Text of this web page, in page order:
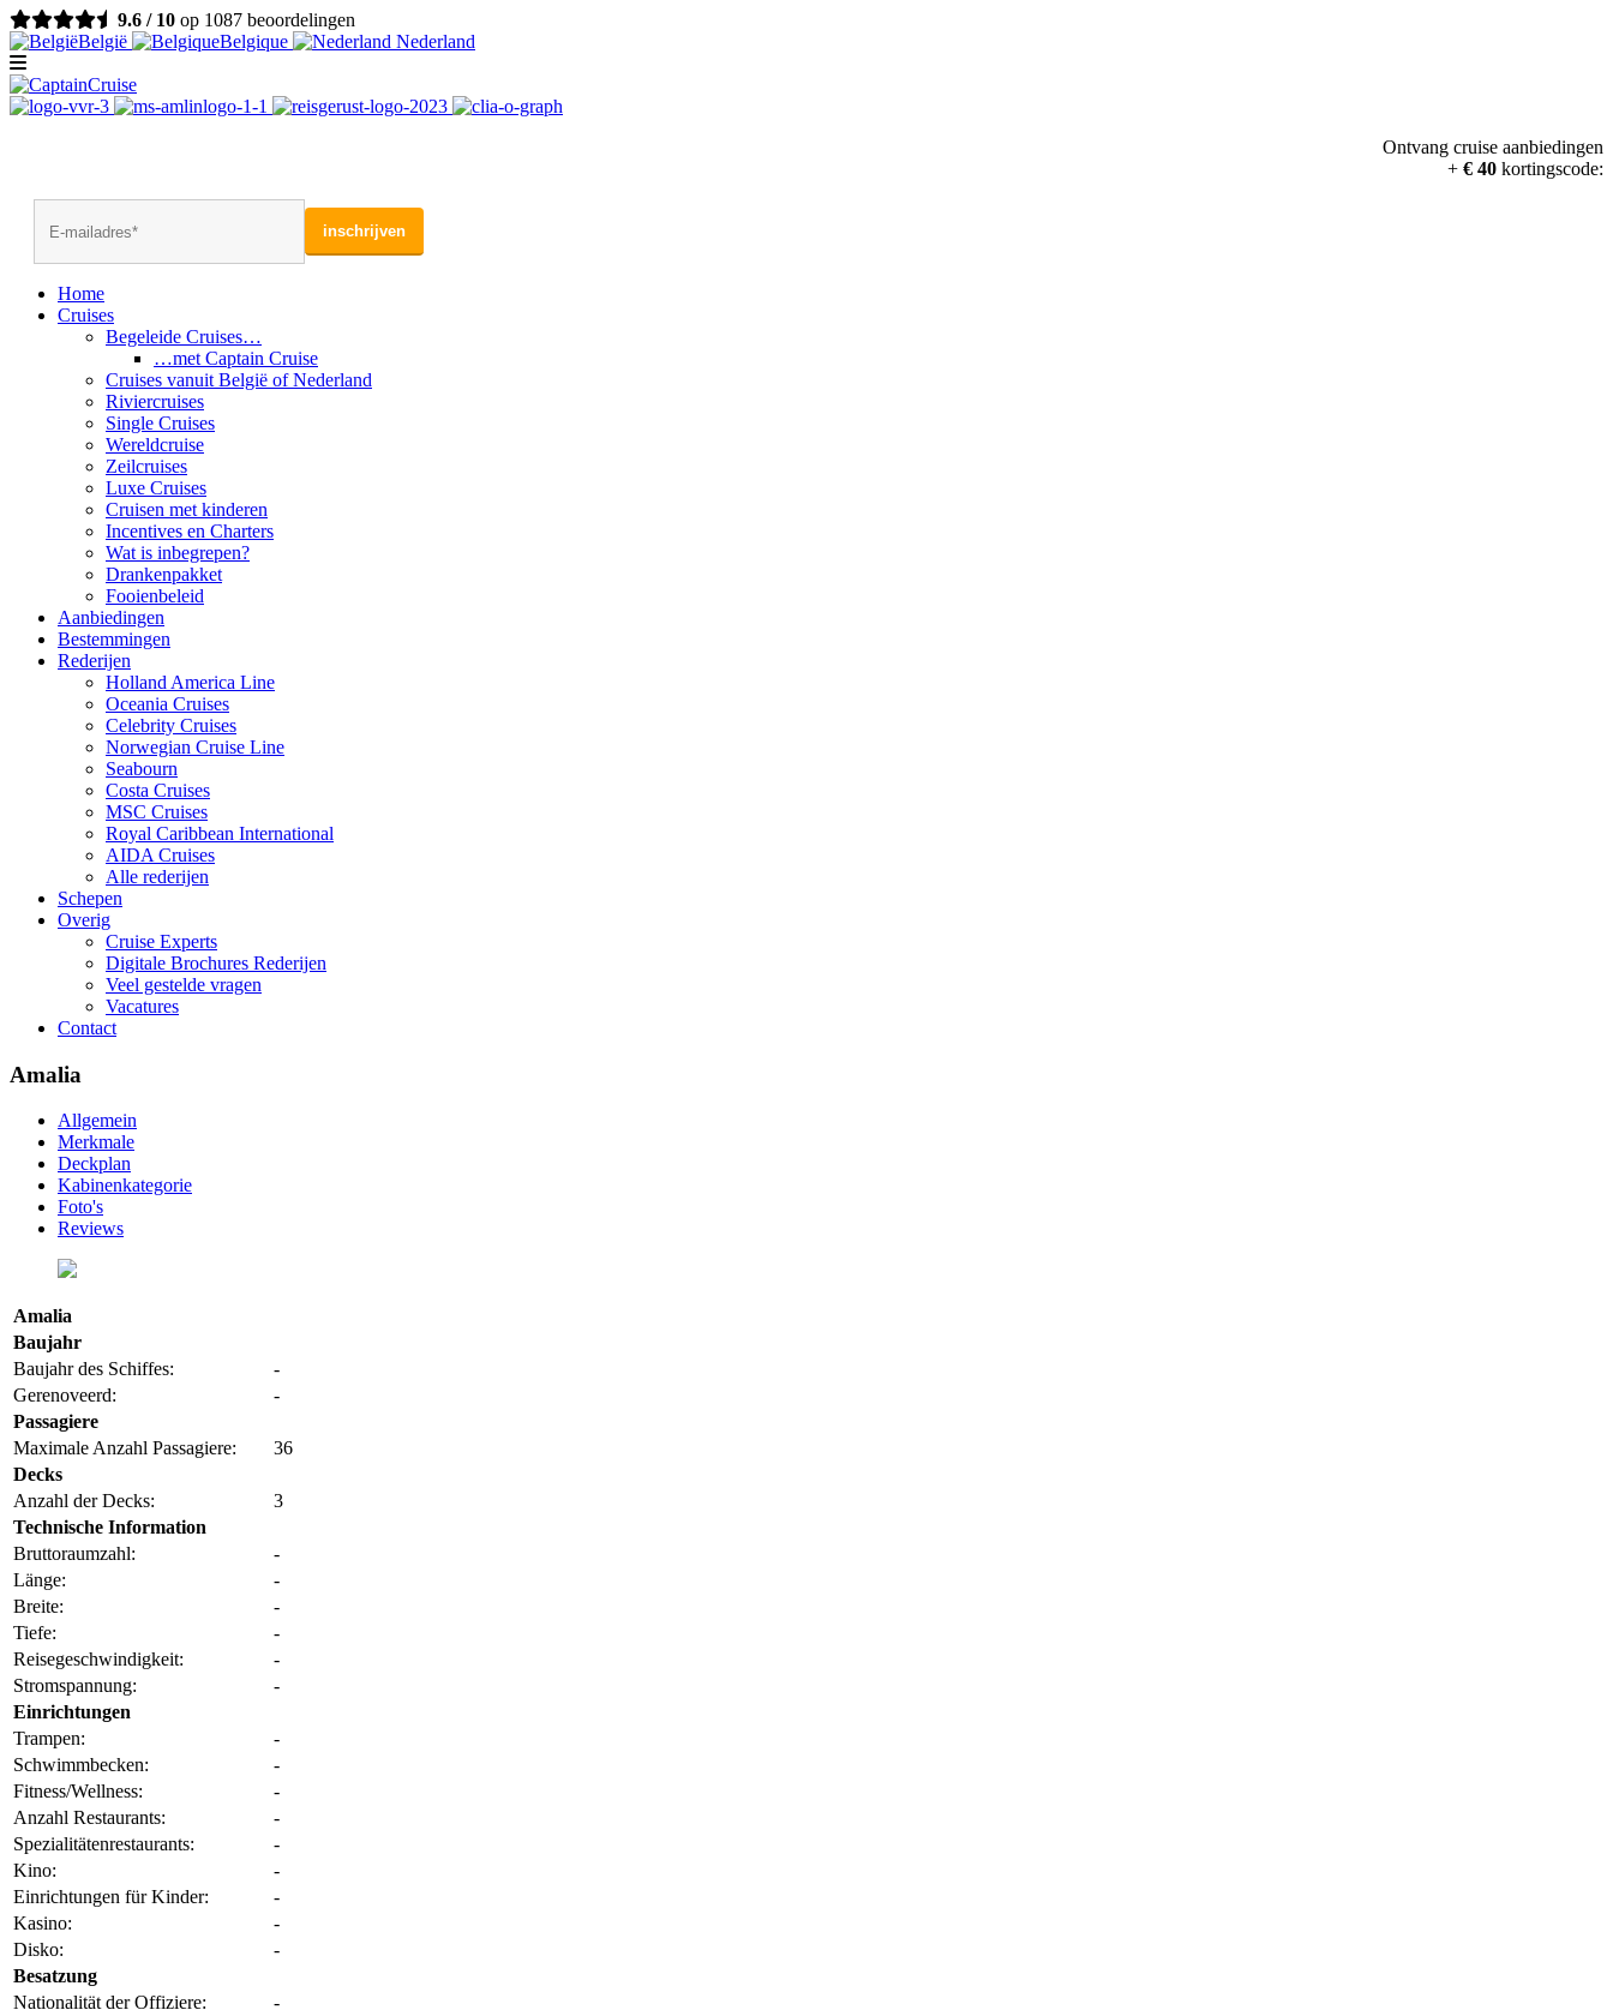
9.6 / 10 op 1087 beoordelingen
België
Belgique Nederland
Ontvang cruise aanbiedingen
+ € 40 kortingscode:
Home
Cruises
Begeleide Cruises…
…met Captain Cruise
Cruises vanuit België of Nederland
Riviercruises
Single Cruises
Wereldcruise
Zeilcruises
Luxe Cruises
Cruisen met kinderen
Incentives en Charters
Wat is inbegrepen?
Drankenpakket
Fooienbeleid
Aanbiedingen
Bestemmingen
Rederijen
Holland America Line
Oceania Cruises
Celebrity Cruises
Norwegian Cruise Line
Seabourn
Costa Cruises
MSC Cruises
Royal Caribbean International
AIDA Cruises
Alle rederijen
Schepen
Overig
Cruise Experts
Digitale Brochures Rederijen
Veel gestelde vragen
Vacatures
Contact
Amalia
Allgemein
Merkmale
Deckplan
Kabinenkategorie
Foto's
Reviews
Amalia
Baujahr
Baujahr des Schiffes:
-
Gerenoveerd:
-
Passagiere
Maximale Anzahl Passagiere:
36
Decks
Anzahl der Decks:
3
Technische Information
Bruttoraumzahl:
-
Länge:
-
Breite:
-
Tiefe:
-
Reisegeschwindigkeit:
-
Stromspannung:
-
Einrichtungen
Trampen:
-
Schwimmbecken:
-
Fitness/Wellness:
-
Anzahl Restaurants:
-
Spezialitätenrestaurants:
-
Kino:
-
Einrichtungen für Kinder:
-
Kasino:
-
Disko:
-
Besatzung
Nationalität der Offiziere:
-